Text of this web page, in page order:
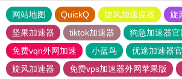
网站地图 QuickQ 旋风加速度器
旋
坚果加速器
tiktok加速器
狗急加速器官
免费vqn外网加速
小蓝鸟 优途加速器
旋风加速器
免费vps加速器外网苹果版